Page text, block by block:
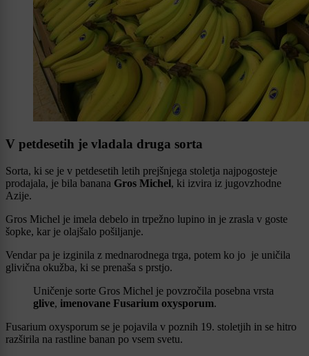
V petdesetih je vladala druga sorta
Sorta, ki se je v petdesetih letih prejšnjega stoletja najpogosteje
prodajala, je bila banana Gros Michel, ki izvira iz jugovzhodne
Azije.
Gros Michel je imela debelo in trpežno lupino in je zrasla v goste
šopke, kar je olajšalo pošiljanje.
Vendar pa je izginila z mednarodnega trga, potem ko jo je uničila
glivična okužba, ki se prenaša s prstjo.
Uničenje sorte Gros Michel je povzročila posebna vrsta
glive, imenovane Fusarium oxysporum.
Fusarium oxysporum se je pojavila v poznih 19. stoletjih in se hitro
razširila na rastline banan po vsem svetu.